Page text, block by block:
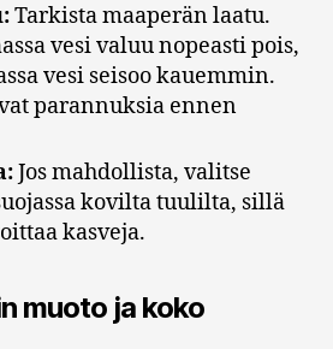
Tarkista maaperän laatu.
vesi valuu nopeasti pois,
vesi seisoo kauemmin.
parannuksia ennen
Jos mahdollista, valitse
kovilta tuulilta, sillä
kasveja.
muoto ja koko